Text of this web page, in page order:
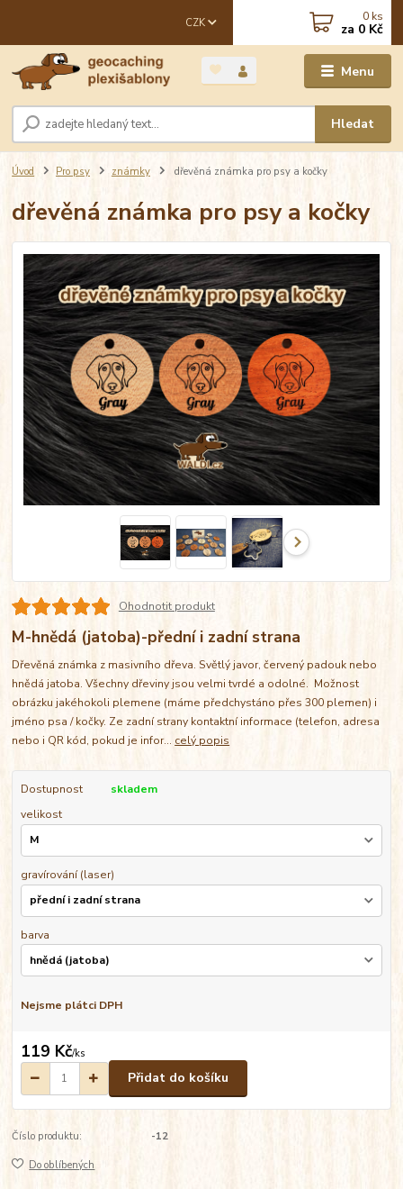
Menu
CZK
Hledat
0 ks
za 0 Kč
Úvod Pro psy známky dřevěná známka pro psy a kočky
dřevěná známka pro psy a kočky
Ohodnotit produkt
M-hnědá (jatoba)-přední i zadní strana
Dřevěná známka z masivního dřeva. Světlý javor, červený padouk nebo
hnědá jatoba. Všechny dřeviny jsou velmi tvrdé a odolné. Možnost
obrázku jakéhokoli plemene (máme předchystáno přes 300 plemen) i
jméno psa / kočky. Ze zadní strany kontaktní informace (telefon, adresa
nebo i QR kód, pokud je infor... celý popis
Dostupnost
skladem
velikost
gravírování (laser)
barva
Nejsme plátci DPH
119 Kč/ks
Přidat do košíku
Číslo produktu: -12
Do oblíbených